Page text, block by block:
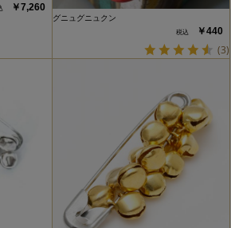
￥7,260
グニュグニュクン
￥440
(3)